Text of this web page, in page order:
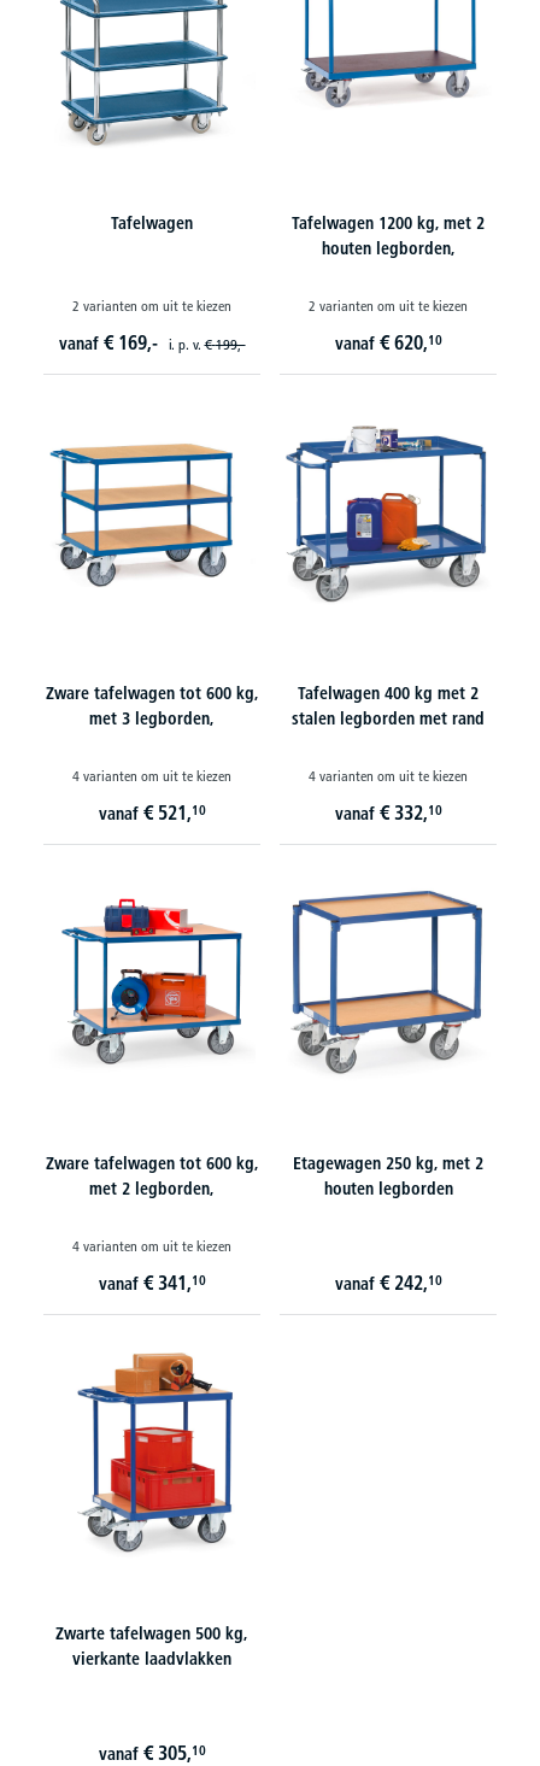
Tafelwagen
2 varianten om uit te kiezen
vanaf € 169,- i. p. v.€ 199,-
Tafelwagen 1200 kg, met 2
houten legborden,
2 varianten om uit te kiezen
vanaf € 620,10
Zware tafelwagen tot 600 kg,
met 3 legborden,
4 varianten om uit te kiezen
vanaf € 521,10
Tafelwagen 400 kg met 2
stalen legborden met rand
4 varianten om uit te kiezen
vanaf € 332,10
Zware tafelwagen tot 600 kg,
met 2 legborden,
4 varianten om uit te kiezen
vanaf € 341,10
Etagewagen 250 kg, met 2
houten legborden
vanaf € 242,10
Zwarte tafelwagen 500 kg,
vierkante laadvlakken
vanaf € 305,10